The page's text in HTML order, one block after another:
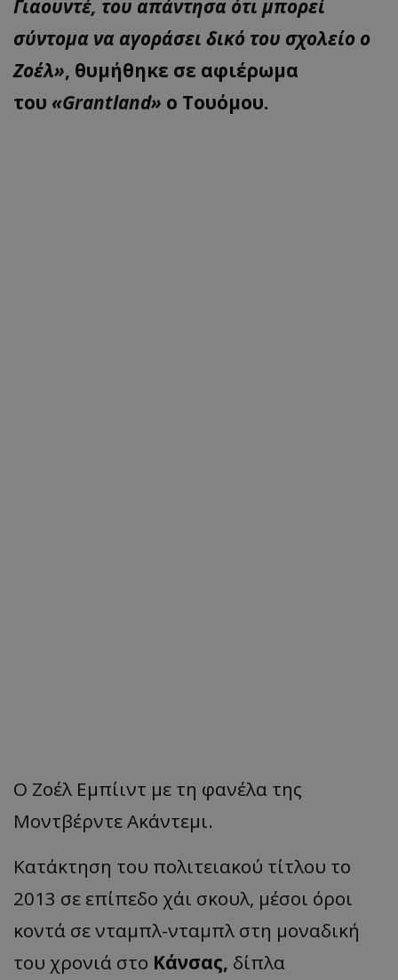
Γιαουντέ, του απάντησα ότι μπορεί
σύντομα να αγοράσει δικό του σχολείο ο
Ζοέλ», θυμήθηκε σε αφιέρωμα
του «Grantland» ο Τουόμου.
Ο Ζοέλ Εμπίιντ με τη φανέλα της
Μοντβέρντε Ακάντεμι.
Κατάκτηση του πολιτειακού τίτλου το
2013 σε επίπεδο χάι σκουλ, μέσοι όροι
κοντά σε νταμπλ-νταμπλ στη μοναδική
του χρονιά στο Κάνσας, δίπλα